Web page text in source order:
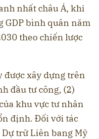
nhất châu Á, khi
GDP bình quân năm
theo chiến lược
được xây dựng trên
đầu tư công, (2)
khu vực tư nhân
định. Đối với tác
trữ Liên bang Mỹ